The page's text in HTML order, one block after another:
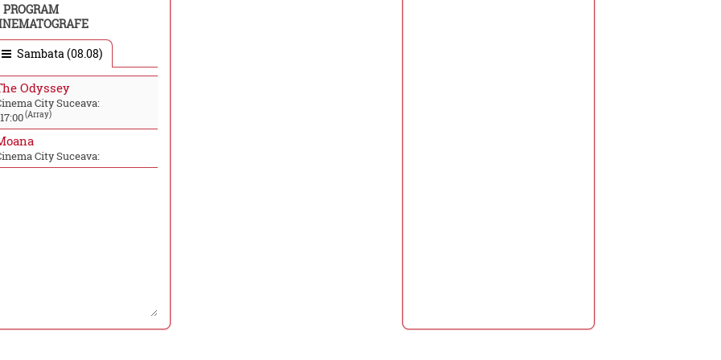
PROGRAM
Sambata (08.08)
Odyssey
City Suceava:
17:00(Array)
City Suceava: